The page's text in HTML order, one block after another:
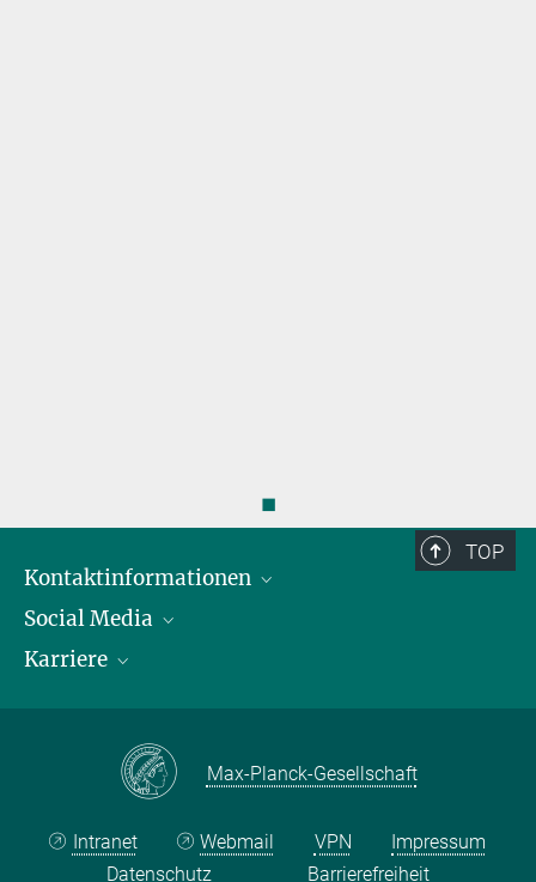
◼
TOP
Kontaktinformationen
Öffnungszeiten & Anfahrt
Ansprechpersonen
Social Media
LinkedIn
Karriere
Max Planck Law
Max-Planck-Gesellschaft
Intranet Webmail VPN
Impressum
Datenschutz
Barrierefreiheit